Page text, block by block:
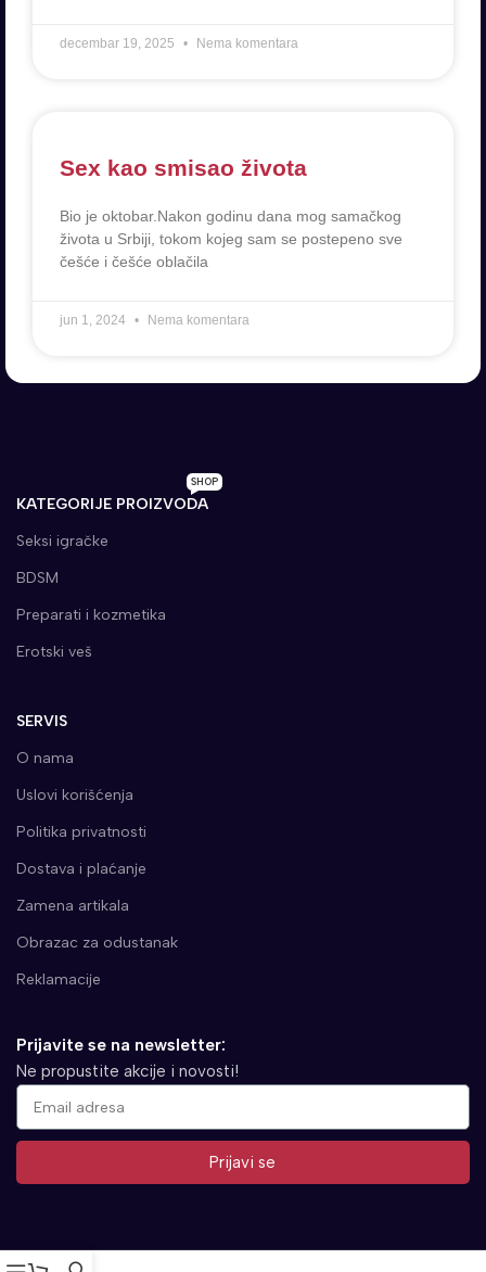
decembar 19, 2025 Nema komentara
Sex kao smisao života
Bio je oktobar.Nakon godinu dana mog samačkog
života u Srbiji, tokom kojeg sam se postepeno sve
češće i češće oblačila
jun 1, 2024 Nema komentara
KATEGORIJE PROIZVODA
SHOP
Seksi igračke
BDSM
Preparati i kozmetika
Erotski veš
SERVIS
O nama
Uslovi korišćenja
Politika privatnosti
Dostava i plaćanje
Zamena artikala
Obrazac za odustanak
Reklamacije
Prijavite se na newsletter:
Ne propustite akcije i novosti!
Prijavi se